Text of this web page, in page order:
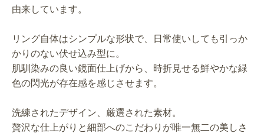
由来しています。
リング自体はシンプルな形状で、日常使いしても引っか
かりのない伏せ込み型に。
肌馴染みの良い鏡面仕上げから、時折見せる鮮やかな緑
色の閃光が存在感を感じさせます。
洗練されたデザイン、厳選された素材。
贅沢な仕上がりと細部へのこだわりが唯一無二の美しさ